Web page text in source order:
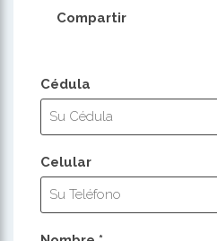
Compartir
Cédula
Celular